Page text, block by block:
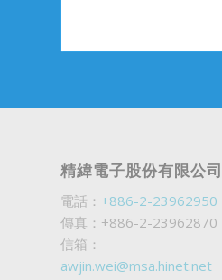
精緯電子股份有限公司
電話： +886-2-23962950
傳真：+886-2-23962870
信箱：
awjin.wei@msa.hinet.net